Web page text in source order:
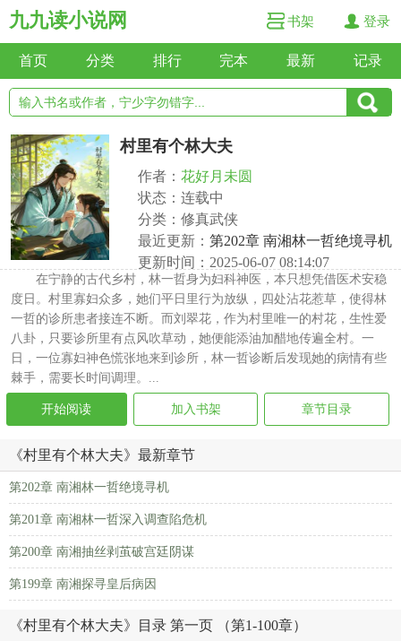
九九读小说网 书架 登录
首页 分类 排行 完本 最新 记录
村里有个林大夫
作者： 花好月未圆
状态：连载中
分类：修真武侠
最近更新： 第202章 南湘林一哲绝境寻机
更新时间：2025-06-07 08:14:07
在宁静的古代乡村，林一哲身为妇科神医，本只想凭借医术安稳
度日。村里寡妇众多，她们平日里行为放纵，四处沾花惹草，使得林
一哲的诊所患者接连不断。而刘翠花，作为村里唯一的村花，生性爱
八卦，只要诊所里有点风吹草动，她便能添油加醋地传遍全村。一
日，一位寡妇神色慌张地来到诊所，林一哲诊断后发现她的病情有些
棘手，需要长时间调理。...
开始阅读 加入书架 章节目录
《村里有个林大夫》最新章节
第202章 南湘林一哲绝境寻机
第201章 南湘林一哲深入调查陷危机
第200章 南湘抽丝剥茧破宫廷阴谋
第199章 南湘探寻皇后病因
《村里有个林大夫》目录 第一页 （第1-100章）